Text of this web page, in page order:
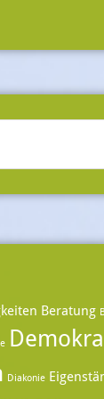
Beratung
Diakonie